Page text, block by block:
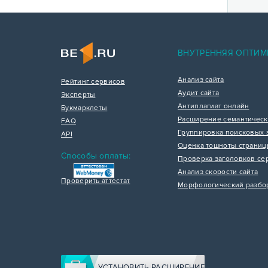
Рейтинг сервисов
Эксперты
Букмарклеты
FAQ
API
Способы оплаты:
Проверить аттестат
ВНУТРЕННЯЯ
Анализ сайта
Аудит сайта
Антиплагиат онлайн
Расширение
Группировка поисковых
Оценка тошноты
Проверка заголовков
Анализ скорости сайта
Морфологический